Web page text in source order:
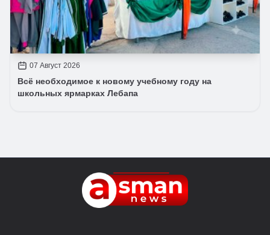
07 Август 2026
Всё необходимое к новому учебному году на
школьных ярмарках Лебапа